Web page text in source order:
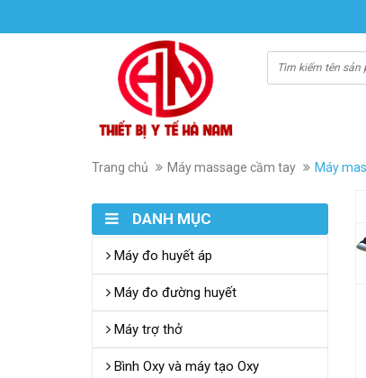
Trang chủ Máy massage cầm tay Máy
DANH MỤC
Máy đo huyết áp
Máy đo đường huyết
Máy trợ thở
Bình Oxy và máy tạo Oxy